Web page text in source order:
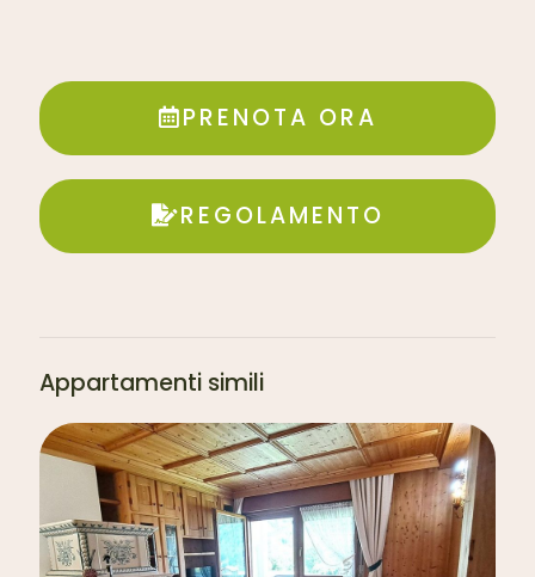
PRENOTA ORA
REGOLAMENTO
Appartamenti simili